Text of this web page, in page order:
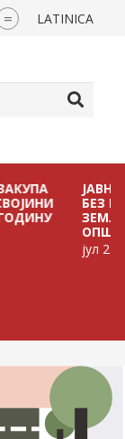
= LATINICA
ЈАВНИ ПОЗИВ
БЕЗ
ЗЕМЉИШТА У
ОПШТИНЕ
јул 21, 2026